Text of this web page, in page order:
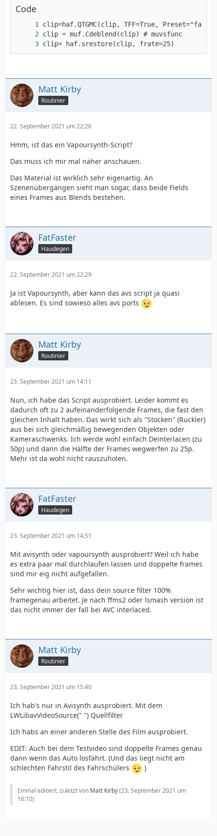
Code
clip= haf.srestore(clip, frate=25)
Matt Kirby
Routinier
22. September 2021 um 22:26
Hmm, ist das ein Vapoursynth-Script?
Das muss ich mir mal näher anschauen.
Das Material ist wirklich sehr eigenartig. An
Szenenübergängen sieht man sogar, dass beide Fields
eines Frames aus Blends bestehen.
FatFaster
Haudegen
22. September 2021 um 22:29
Ja ist Vapoursynth, aber kann das avs script ja quasi
ablesen. Es sind sowieso alles avs ports
Matt Kirby
Routinier
23. September 2021 um 14:11
Nun, ich habe das Script ausprobiert. Leider kommt es
dadurch oft zu 2 aufeinanderfolgende Frames, die fast den
gleichen Inhalt haben. Das wirkt sich als "Stocken" (Ruckler)
aus bei sich gleichmäßig bewegenden Objekten oder
Kameraschwenks. Ich werde wohl einfach Deinterlacen (zu
50p) und dann die Hälfte der Frames wegwerfen zu 25p.
Mehr ist da wohl nicht rauszuholen.
FatFaster
Haudegen
23. September 2021 um 14:51
Mit avisynth oder vapoursynth ausprobiert? Weil ich habe
es extra paar mal durchlaufen lassen und doppelte frames
sind mir eig nicht aufgefallen.
Sehr wichtig hier ist, dass dein source filter 100%
framegenau arbeitet. Je nach ffms2 oder lsmash version ist
das nicht immer der fall bei AVC interlaced.
Matt Kirby
Routinier
23. September 2021 um 15:40
Ich hab's nur in Avisynth ausprobiert. Mit dem
LWLibavVideoSource(" ") Quellfilter
Ich habs an einer anderen Stelle des Film ausprobiert.
EDIT: Auch bei dem Testvideo sind doppelte Frames genau
dann wenn das Auto losfährt. (Und das liegt nicht am
schlechten Fahrstil des Fahrschülers
)
Einmal editiert, zuletzt von Matt Kirby(23. September 2021 um
16:10)